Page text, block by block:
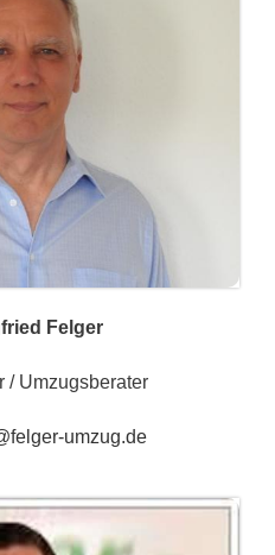
Felger
/ Umzugsberater
umzug.de